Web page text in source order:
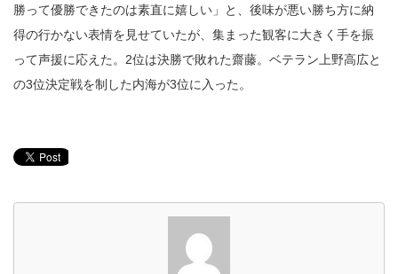
勝って優勝できたのは素直に嬉しい」と、後味が悪い勝ち方に納
得の行かない表情を見せていたが、集まった観客に大きく手を振
って声援に応えた。2位は決勝で敗れた齋藤。ベテラン上野高広と
の3位決定戦を制した内海が3位に入った。